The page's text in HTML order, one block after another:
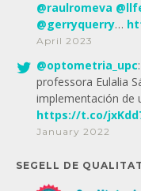
@raulromeva @
@gerryquerry…
April 2023
@optometria_upc
professora Eulalia
implementación de
https://t.co/
January 2022
SEGELL DE QUALITAT